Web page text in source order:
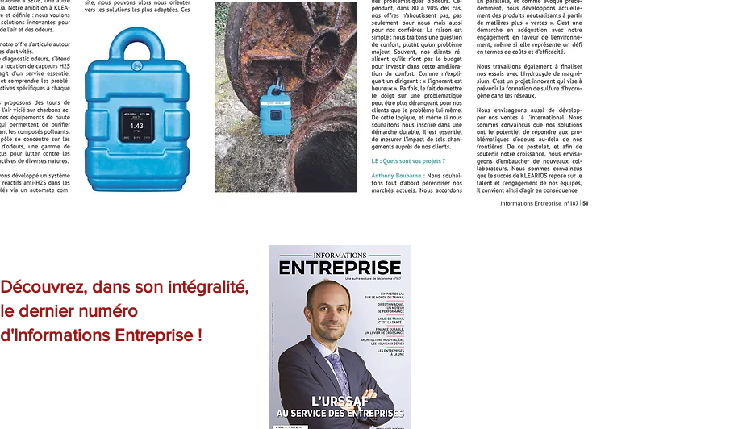
Découvrez, dans son intégralité,
le dernier numéro
d'Informations Entreprise !